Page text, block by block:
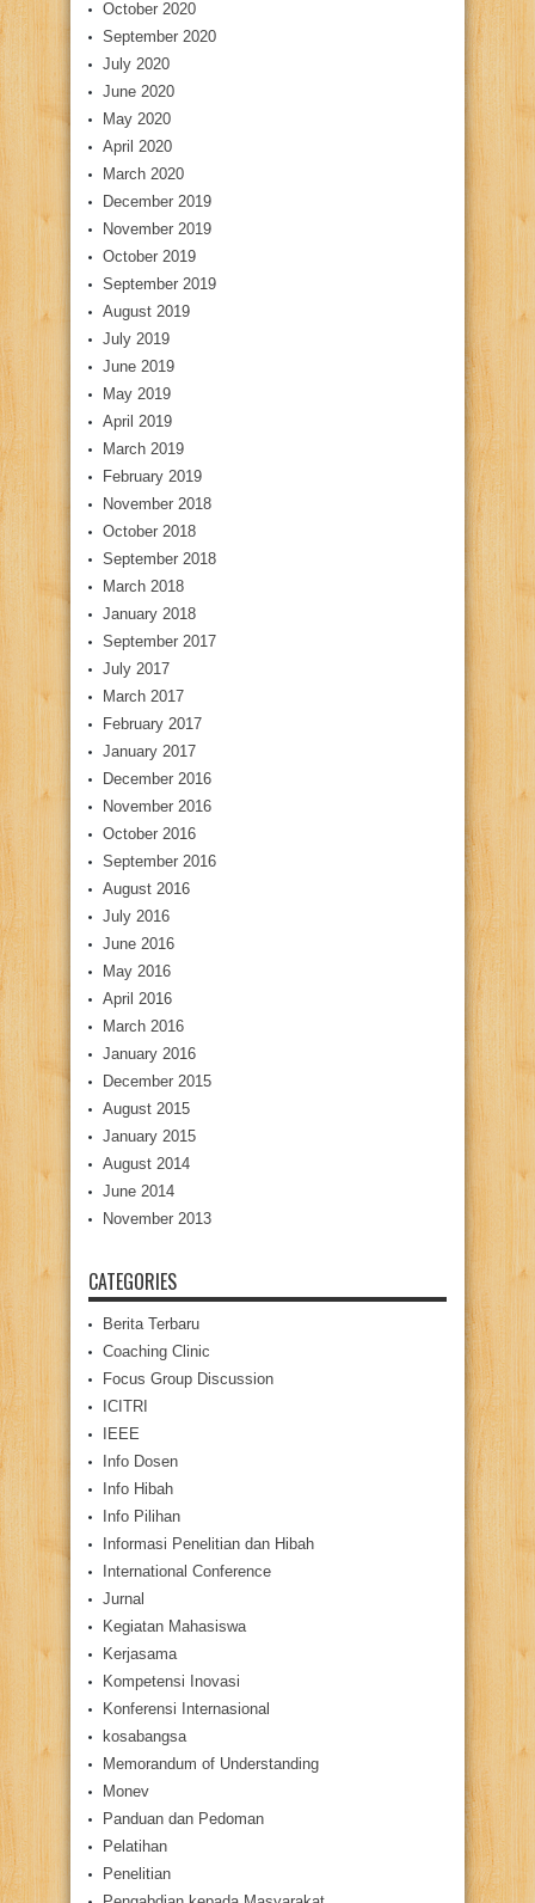
October 2020
September 2020
July 2020
June 2020
May 2020
April 2020
March 2020
December 2019
November 2019
October 2019
September 2019
August 2019
July 2019
June 2019
May 2019
April 2019
March 2019
February 2019
November 2018
October 2018
September 2018
March 2018
January 2018
September 2017
July 2017
March 2017
February 2017
January 2017
December 2016
November 2016
October 2016
September 2016
August 2016
July 2016
June 2016
May 2016
April 2016
March 2016
January 2016
December 2015
August 2015
January 2015
August 2014
June 2014
November 2013
CATEGORIES
Berita Terbaru
Coaching Clinic
Focus Group Discussion
ICITRI
IEEE
Info Dosen
Info Hibah
Info Pilihan
Informasi Penelitian dan Hibah
International Conference
Jurnal
Kegiatan Mahasiswa
Kerjasama
Kompetensi Inovasi
Konferensi Internasional
kosabangsa
Memorandum of Understanding
Monev
Panduan dan Pedoman
Pelatihan
Penelitian